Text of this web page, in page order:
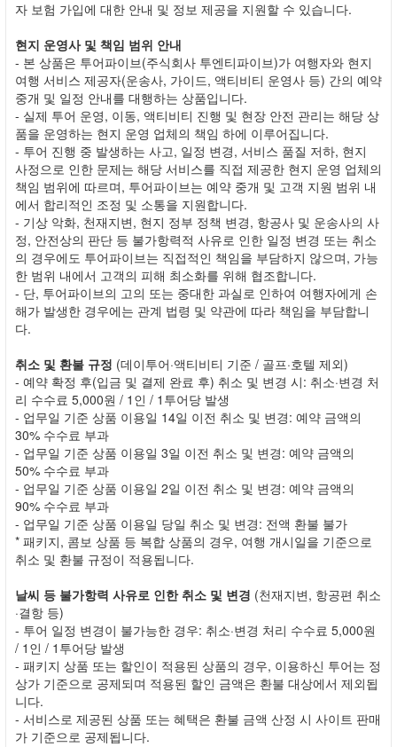
자 보험 가입에 대한 안내 및 정보 제공을 지원할 수 있습니다.
현지 운영사 및 책임 범위 안내
- 본 상품은 투어파이브(주식회사 투엔티파이브)가 여행자와 현지
여행 서비스 제공자(운송사, 가이드, 액티비티 운영사 등) 간의 예약
중개 및 일정 안내를 대행하는 상품입니다.
- 실제 투어 운영, 이동, 액티비티 진행 및 현장 안전 관리는 해당 상
품을 운영하는 현지 운영 업체의 책임 하에 이루어집니다.
- 투어 진행 중 발생하는 사고, 일정 변경, 서비스 품질 저하, 현지
사정으로 인한 문제는 해당 서비스를 직접 제공한 현지 운영 업체의
책임 범위에 따르며, 투어파이브는 예약 중개 및 고객 지원 범위 내
에서 합리적인 조정 및 소통을 지원합니다.
- 기상 악화, 천재지변, 현지 정부 정책 변경, 항공사 및 운송사의 사
정, 안전상의 판단 등 불가항력적 사유로 인한 일정 변경 또는 취소
의 경우에도 투어파이브는 직접적인 책임을 부담하지 않으며, 가능
한 범위 내에서 고객의 피해 최소화를 위해 협조합니다.
- 단, 투어파이브의 고의 또는 중대한 과실로 인하여 여행자에게 손
해가 발생한 경우에는 관계 법령 및 약관에 따라 책임을 부담합니
다.
취소 및 환불 규정 (데이투어·액티비티 기준 / 골프·호텔 제외)
- 예약 확정 후(입금 및 결제 완료 후) 취소 및 변경 시: 취소·변경 처
리 수수료 5,000원 / 1인 / 1투어당 발생
- 업무일 기준 상품 이용일 14일 이전 취소 및 변경: 예약 금액의
30% 수수료 부과
- 업무일 기준 상품 이용일 3일 이전 취소 및 변경: 예약 금액의
50% 수수료 부과
- 업무일 기준 상품 이용일 2일 이전 취소 및 변경: 예약 금액의
90% 수수료 부과
- 업무일 기준 상품 이용일 당일 취소 및 변경: 전액 환불 불가
* 패키지, 콤보 상품 등 복합 상품의 경우, 여행 개시일을 기준으로
취소 및 환불 규정이 적용됩니다.
날씨 등 불가항력 사유로 인한 취소 및 변경 (천재지변, 항공편 취소
·결항 등)
- 투어 일정 변경이 불가능한 경우: 취소·변경 처리 수수료 5,000원
/ 1인 / 1투어당 발생
- 패키지 상품 또는 할인이 적용된 상품의 경우, 이용하신 투어는 정
상가 기준으로 공제되며 적용된 할인 금액은 환불 대상에서 제외됩
니다.
- 서비스로 제공된 상품 또는 혜택은 환불 금액 산정 시 사이트 판매
가 기준으로 공제됩니다.